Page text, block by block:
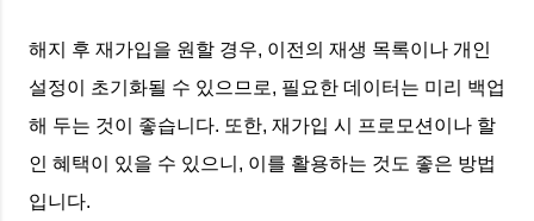
해지 후 재가입을 원할 경우, 이전의 재생 목록이나 개인
설정이 초기화될 수 있으므로, 필요한 데이터는 미리 백업
해 두는 것이 좋습니다. 또한, 재가입 시 프로모션이나 할
인 혜택이 있을 수 있으니, 이를 활용하는 것도 좋은 방법
입니다.